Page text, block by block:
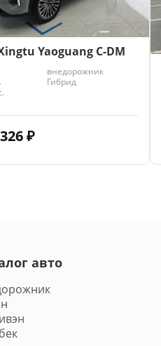
Yaoguang C-DM
внедорожник
Гибрид
₽
авто